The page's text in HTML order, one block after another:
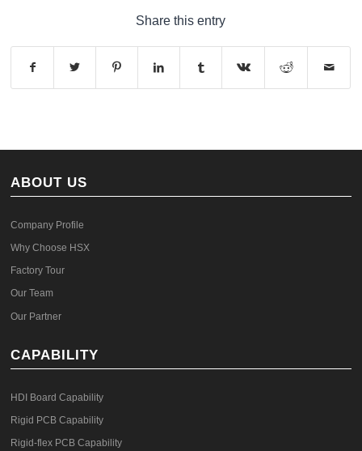
Share this entry
ABOUT US
Company Profile
Why Choose HSX
Factory Tour
Our Team
Our Partner
CAPABILITY
HDI Board Capability
Rigid PCB Capability
Rigid-flex PCB Capability